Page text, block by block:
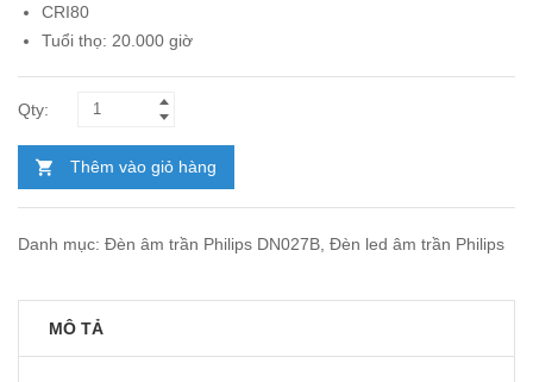
CRI80
Tuổi thọ: 20.000 giờ
Thêm vào giỏ hàng
Danh mục: Đèn âm trần Philips DN027B Đèn led âm trần Philips
MÔ TẢ